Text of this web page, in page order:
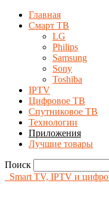
Главная
Смарт ТВ
LG
Philips
Samsung
Sony
Toshiba
IPTV
Цифровое ТВ
Спутниковое ТВ
Технологии
Приложения
Лучшие товары
Поиск
Smart TV, IPTV и